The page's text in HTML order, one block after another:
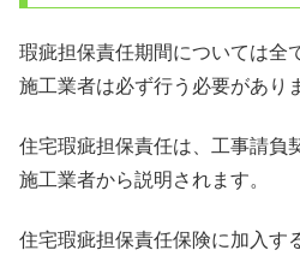
瑕疵担保責任期間については全
施工業者は必ず行う必要があり
住宅瑕疵担保責任は、工事請負
施工業者から説明されます。
住宅瑕疵担保責任保険に加入す